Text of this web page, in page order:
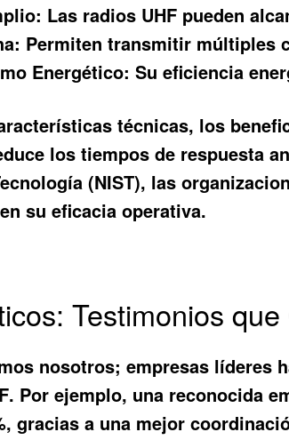
Las radios UHF pueden
Permiten transmitir múltiples
Energético: Su eficiencia
técnicas, los
los tiempos de respuesta
(NIST), las
su eficacia operativa.
Testimonios
nosotros; empresas líderes
. Por ejemplo, una reconocida
gracias a una mejor